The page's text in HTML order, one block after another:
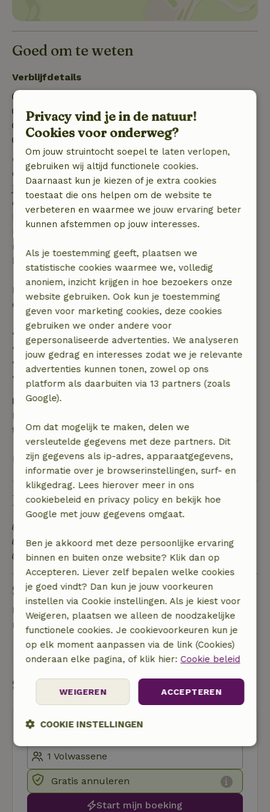
Goed om te weten
Verblijfdetails
Uitchecken: 10:00- 11:00
Contactloos verblijf mogelijk
Vuurwerkvrije omgeving
Gratis annuleren binnen 7 dagen
Gratis annuleren binnen 7 dagen na bevestiging van
je boeking, bij een boekingsaanvraag meer dan 28
dagen voor aanvang. Bij een boeking met aanvang
binnen 28 dagen geldt gratis annuleren binnen 24
uur. Bij annulering binnen gestelde periode heb je
recht op volledige terugbetaling van het
boekingsbedrag.
Daarna krijg je een deel van de reissom en 100% van
de borg terugbetaald:
• tot 42 dagen voor aankomst: 70% terugbetaald
• 42–28 dagen voor aankomst: 40% terugbetaald
• 28 dagen tot de aankomstdag: 10% terugbetaald
• op de aankomstdag of later: geen terugbetaling
Borg
Een borg van € 300,00 is van toepassing. Je wordt
terugbetaald na het uitchecken.
Bekijk alles
Duurzaamheid
Waterbesparend toilet
Waterbesparende douche
Stel een vraag
Neem contact op met de verhuurder van het
natuurhuisje
Stuur een bericht
Start mijn boeking
Gratis annuleren
Start mijn boeking
Privacy vind je in de natuur!
Cookies voor onderweg?
Om jouw struintocht soepel te laten verlopen,
gebruiken wij altijd functionele cookies.
Daarnaast kun je kiezen of je extra cookies
toestaat die ons helpen om de website te
verbeteren en waarmee we jouw ervaring beter
kunnen afstemmen op jouw interesses.
Als je toestemming geeft, plaatsen we
statistische cookies waarmee we, volledig
anoniem, inzicht krijgen in hoe bezoekers onze
website gebruiken. Ook kun je toestemming
geven voor marketing cookies, deze cookies
gebruiken we onder andere voor
gepersonaliseerde advertenties. We analyseren
jouw gedrag en interesses zodat we je relevante
advertenties kunnen tonen, zowel op ons
platform als daarbuiten via 13 partners (zoals
Google).
Om dat mogelijk te maken, delen we
versleutelde gegevens met deze partners. Dit
zijn gegevens als ip-adres, apparaatgegevens,
informatie over je browserinstellingen, surf- en
klikgedrag. Lees hierover meer in ons
cookiebeleid en privacy policy en bekijk hoe
Google met jouw gegevens omgaat.
Ben je akkoord met deze persoonlijke ervaring
binnen en buiten onze website? Klik dan op
Accepteren. Liever zelf bepalen welke cookies
je goed vindt? Dan kun je jouw voorkeuren
instellen via Cookie instellingen. Als je kiest voor
Weigeren, plaatsen we alleen de noodzakelijke
functionele cookies. Je cookievoorkeuren kun je
op elk moment aanpassen via de link (Cookies)
onderaan elke pagina, of klik hier: Cookie beleid
ACCEPTEREN
WEIGEREN
COOKIE INSTELLINGEN
Strikt
noodzakelijk
Prestatie Targeting
Functioneel Niet-geclassificeerd